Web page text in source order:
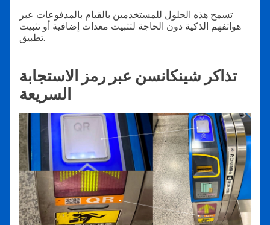
تسمح هذه الحلول للمستخدمين بالقيام بالمدفوعات عبر
هواتفهم الذكية دون الحاجة لتثبيت معدات إضافية أو تثبيت
تطبيق.
تذاكر شينكانسن عبر رمز الاستجابة
السريعة